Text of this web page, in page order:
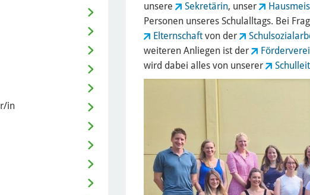
unsere
Sekretärin, unser
Personen unseres Schulalltags. Bei
Elternschaftvon der
weiteren Anliegen ist der
wird dabei alles von unserer
in